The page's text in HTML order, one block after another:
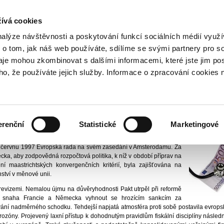
cookies
návštěvnosti a poskytování funkcí sociálních médií
tom, jak náš web používáte, sdílíme se svými partnery pro
mohou zkombinovat s dalšími informacemi, které jste jim
že používáte jejich služby. Informace o zpracování cookies
Statistické Marketingové
Bezplatná infolinka
Pakt stability a růstu
trhy I
Vydáno1.
1997 Evropská rada na svém zasedání v Amsterodamu. Za
aby zodpovědná rozpočtová politika, k níž v období příprav na
maastrichtských konvergenčních kritérií, byla zajišťována na
v měnové unii.
Nemalou újmu na důvěryhodnosti Pakt utrpěl při reformě
Francie a Německa vyhnout se hrozícím sankcím za
nadměrného schodku. Tehdejší napjatá atmosféra proti sobě postavila
Projevený laxní přístup k dohodnutým pravidlům fiskální disciplíny